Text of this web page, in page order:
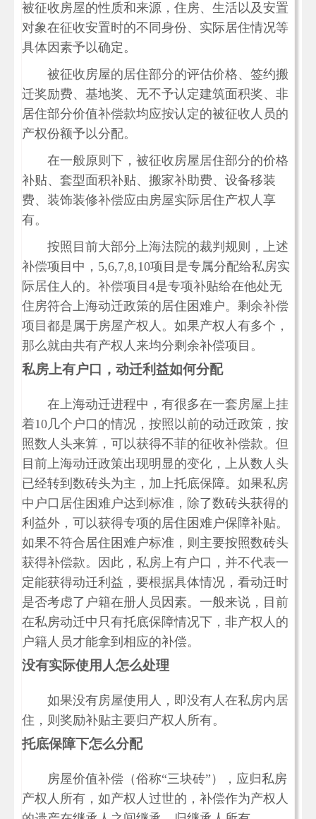
被征收房屋的性质和来源，住房、生活以及安置
对象在征收安置时的不同身份、实际居住情况等
具体因素予以确定。
被征收房屋的居住部分的评估价格、签约搬
迁奖励费、基地奖、无不予认定建筑面积奖、非
居住部分价值补偿款均应按认定的被征收人员的
产权份额予以分配。
在一般原则下，被征收房屋居住部分的价格
补贴、套型面积补贴、搬家补助费、设备移装
费、装饰装修补偿应由房屋实际居住产权人享
有。
按照目前大部分上海法院的裁判规则，上述
补偿项目中，5,6,7,8,10项目是专属分配给私房实
际居住人的。补偿项目4是专项补贴给在他处无
住房符合上海动迁政策的居住困难户。剩余补偿
项目都是属于房屋产权人。如果产权人有多个，
那么就由共有产权人来均分剩余补偿项目。
私房上有户口，动迁利益如何分配
在上海动迁进程中，有很多在一套房屋上挂
着10几个户口的情况，按照以前的动迁政策，按
照数人头来算，可以获得不菲的征收补偿款。但
目前上海动迁政策出现明显的变化，上从数人头
已经转到数砖头为主，加上托底保障。如果私房
中户口居住困难户达到标准，除了数砖头获得的
利益外，可以获得专项的居住困难户保障补贴。
如果不符合居住困难户标准，则主要按照数砖头
获得补偿款。因此，私房上有户口，并不代表一
定能获得动迁利益，要根据具体情况，看动迁时
是否考虑了户籍在册人员因素。一般来说，目前
在私房动迁中只有托底保障情况下，非产权人的
户籍人员才能拿到相应的补偿。
没有实际使用人怎么处理
如果没有房屋使用人，即没有人在私房内居
住，则奖励补贴主要归产权人所有。
托底保障下怎么分配
房屋价值补偿（俗称“三块砖”），应归私房
产权人所有，如产权人过世的，补偿作为产权人